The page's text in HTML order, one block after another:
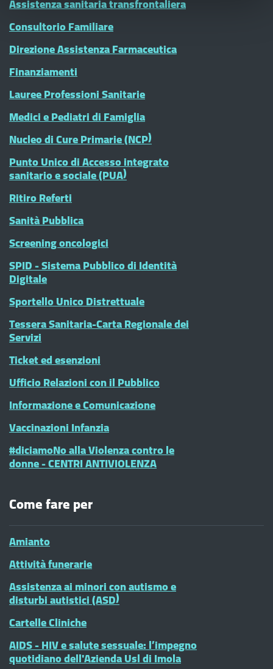
Consultorio Familiare
Direzione Assistenza Farmaceutica
Finanziamenti
Lauree Professioni Sanitarie
Medici e Pediatri di Famiglia
Nucleo di Cure Primarie (NCP)
Punto Unico di Accesso integrato
sanitario e sociale (PUA)
Ritiro Referti
Sanità Pubblica
Screening oncologici
SPID - Sistema Pubblico di Identità
Digitale
Sportello Unico Distrettuale
Tessera Sanitaria-Carta Regionale dei
Servizi
Ticket ed esenzioni
Ufficio Relazioni con il Pubblico
Informazione e Comunicazione
Vaccinazioni Infanzia
#diciamoNo alla Violenza contro le
donne - CENTRI ANTIVIOLENZA
Come fare per
Amianto
Attività funerarie
Assistenza ai minori con autismo e
disturbi autistici (ASD)
Cartelle Cliniche
AIDS - HIV e salute sessuale: l’impegno
quotidiano dell'Azienda Usl di Imola